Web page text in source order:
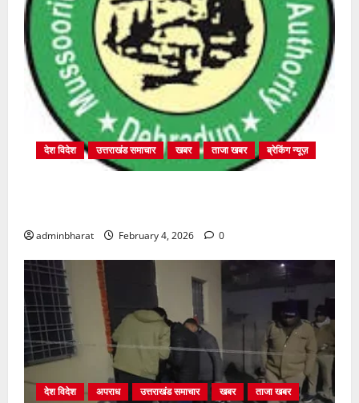
देश विदेश उत्तराखंड समाचार खबर ताजा खबर ब्रेकिंग न्यूज़
adminbharat February 4, 2026 0
देश विदेश अपराध उत्तराखंड समाचार खबर
ताजा खबर